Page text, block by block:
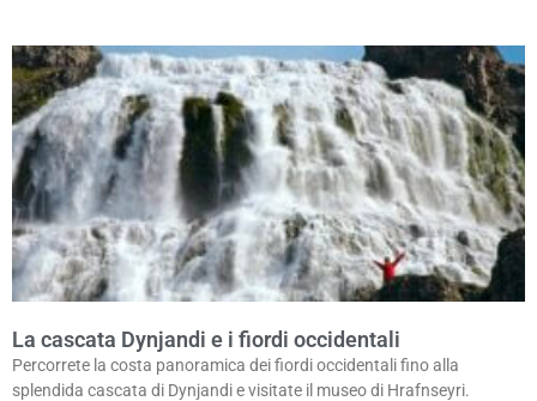
La cascata Dynjandi e i fiordi occidentali
Percorrete la costa panoramica dei fiordi occidentali fino alla
splendida cascata di Dynjandi e visitate il museo di Hrafnseyri.